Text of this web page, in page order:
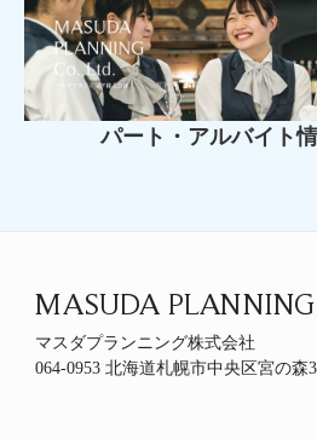
パート・アルバイト
MASUDA
マスダプランニング株式会社
064-0953 北海道札幌市中央区宮の森